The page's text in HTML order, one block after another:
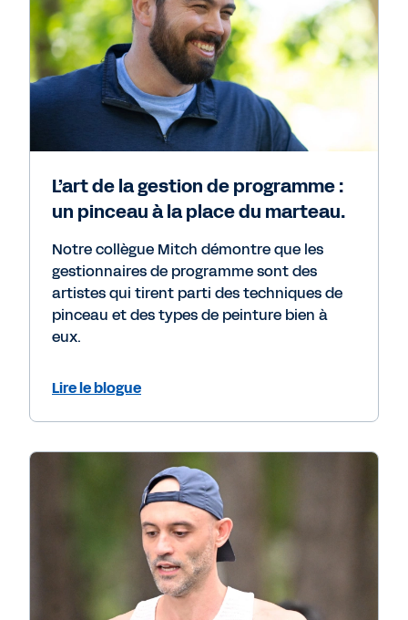
L’art de la gestion de programme :
un pinceau à la place du marteau.
Notre collègue Mitch démontre que les
gestionnaires de programme sont des
artistes qui tirent parti des techniques de
pinceau et des types de peinture bien à
eux.
Lire le blogue